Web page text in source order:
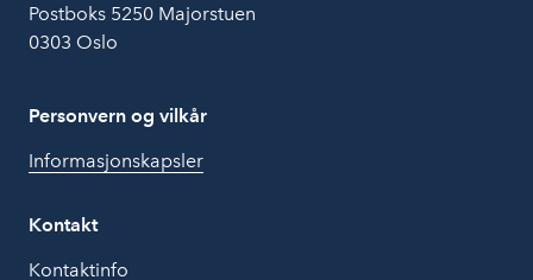
Postboks 5250 Majorstuen
0303 Oslo
Personvern og vilkår
Informasjonskapsler
Kontakt
Kontaktinfo